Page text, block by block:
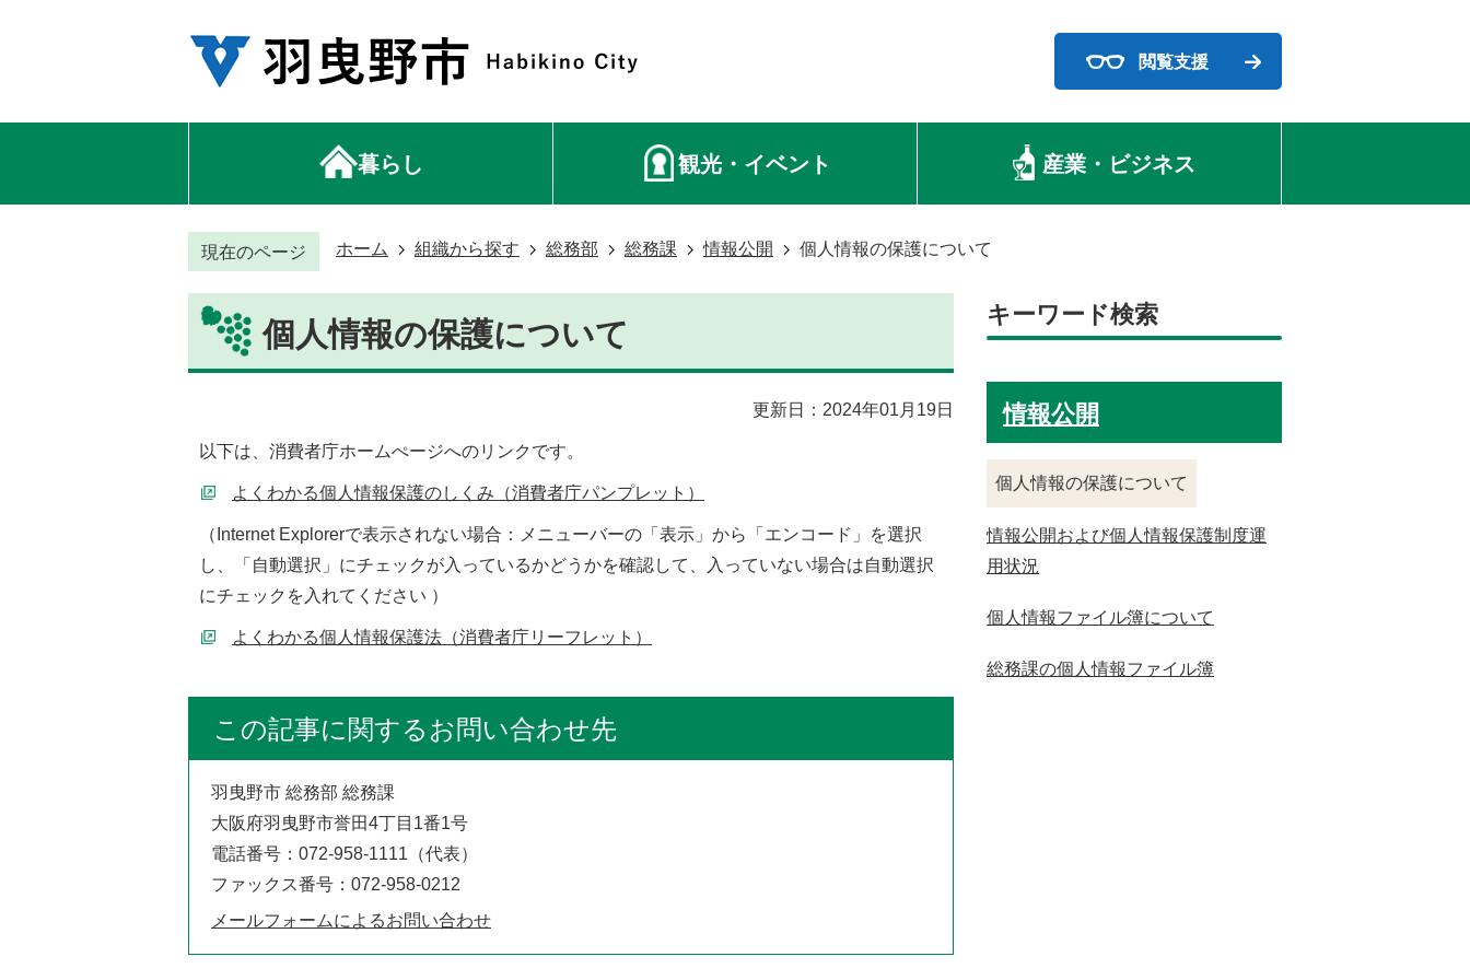
閲覧支援
暮らし 観光・イベント 産業・ビジネス
現在のページ ホーム 組織から探す 総務部 総務課 情報公開 個人情報の保護について
個人情報の保護について
更新日：2024年01月19日
以下は、消費者庁ホームぺージへのリンクです。
よくわかる個人情報保護のしくみ（消費者庁パンプレット）
（ Internet Explorerで表示されない場合：メニューバーの「表示」から「エンコード」を選択
し、「自動選択」にチェックが入っているかどうかを確認して、入っていない場合は自動選択
にチェックを入れてください ）
よくわかる個人情報保護法（消費者庁リーフレット）
この記事に関するお問い合わせ先
羽曳野市 総務部 総務課
大阪府羽曳野市誉田4丁目1番1号
電話番号：072-958-1111（代表）
ファックス番号：072-958-0212
メールフォームによるお問い合わせ
キーワード検索
情報公開
個人情報の保護について
情報公開および個人情報保護制度運
用状況
個人情報ファイル簿について
総務課の個人情報ファイル簿